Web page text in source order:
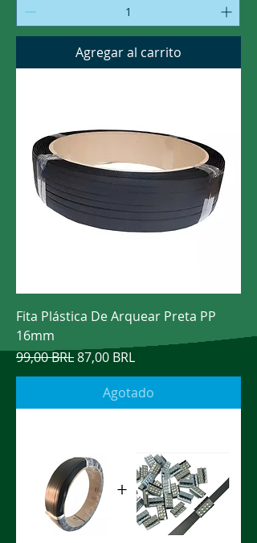
Agregar al carrito
Fita Plástica De Arquear Preta PP
16mm
Precio
99,00 BRLPrecio de oferta
87,00 BRL
Agotado